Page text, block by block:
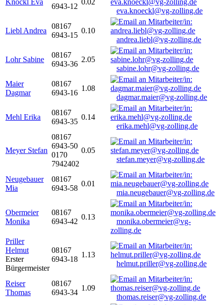
Knöckl Eva
6943-12
0.02
eva.knoeckl@vg-zolling.de
Liebl Andrea
08167
6943-15
0.10
andrea.liebl@vg-zolling.de
Lohr Sabine
08167
6943-36
2.05
sabine.lohr@vg-zolling.de
Maier
Dagmar
08167
6943-16
1.08
dagmar.maier@vg-zolling.de
Mehl Erika
08167
6943-35
0.14
erika.mehl@vg-zolling.de
Meyer Stefan
08167
6943-50
0170
7942402
0.05
stefan.meyer@vg-zolling.de
Neugebauer
Mia
08167
6943-58
0.01
mia.neugebauer@vg-zolling.de
Obermeier
Monika
08167
6943-42
0.13
monika.obermeier@vg-
zolling.de
Priller
Helmut
Erster
Bürgermeister
08167
6943-18
1.13
helmut.priller@vg-zolling.de
Reiser
Thomas
08167
6943-34
1.09
thomas.reiser@vg-zolling.de